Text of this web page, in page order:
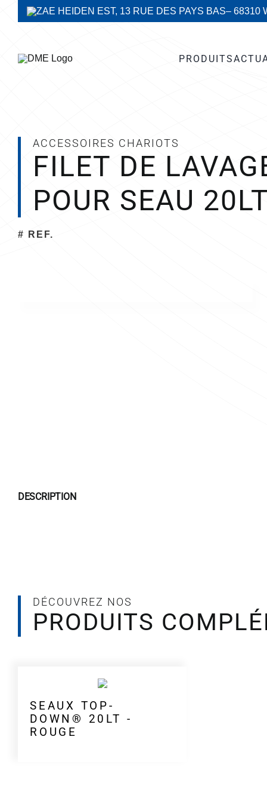
Passer
ZAE HEIDEN EST, 13 RUE DES PAYS BAS– 68310
PRODUITS
ACCESSOIRES CHARIOTS
FILET DE
POUR SEAU 20LT
# REF.
DESCRIPTION
DÉCOUVREZ NOS
PRODUITS
SEAUX TOP-
DOWN® 20LT -
ROUGE